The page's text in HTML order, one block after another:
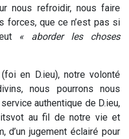
nous refroidir, nous faire
forces, que ce n’est pas si
« aborder les choses
en D.ieu), notre volonté
nous pourrons nous
authentique de D.ieu,
au fil de notre vie et
d’un jugement éclairé pour